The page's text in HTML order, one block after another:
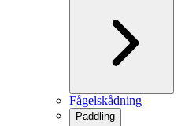
Fågelskådning
Paddling